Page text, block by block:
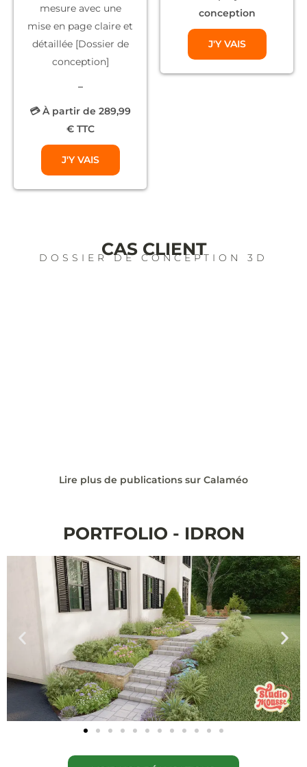
mesureavec une
mise en page claire et
détaillée [Dossier de
conception]
–
💳 À partir de 289,99
€ TTC
J'Y VAIS
conception
J'Y VAIS
CAS CLIENT
DOSSIER DE CONCEPTION 3D
Lire plus de publications sur Calaméo
PORTFOLIO - IDRON